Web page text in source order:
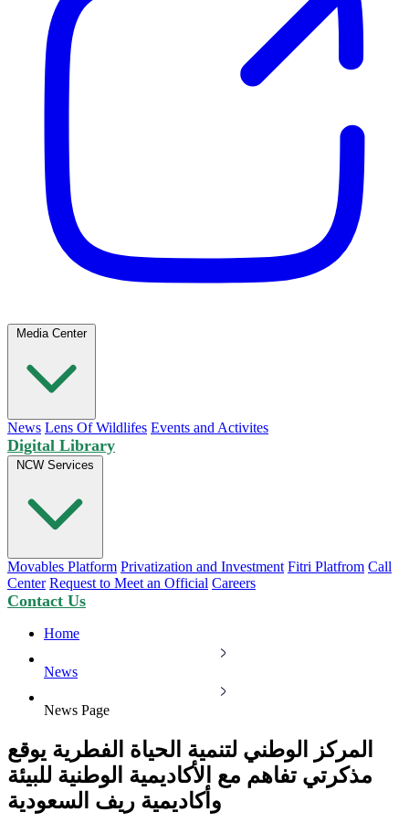
Media Center
News Lens Of Wildlifes Events and Activites
Digital Library
NCW Services
Movables Platform Privatization and Investment Fitri Platfrom Call
Center Request to Meet an Official Careers
Contact Us
Home
News
News Page
المركز الوطني لتنمية الحياة الفطرية يوقع
مذكرتي تفاهم مع الأكاديمية الوطنية للبيئة
وأكاديمية ريف السعودية